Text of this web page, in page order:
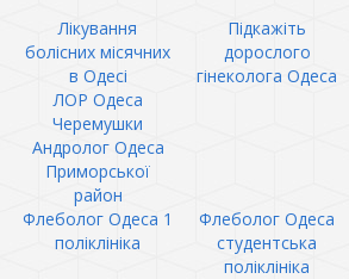
Лікування
болісних місячних
в Одесі
Підкажіть
дорослого
гінеколога Одеса
ЛОР Одеса
Черемушки
Андролог Одеса
Приморської
район
Флеболог Одеса 1
поліклініка
Флеболог Одеса
студентська
поліклініка